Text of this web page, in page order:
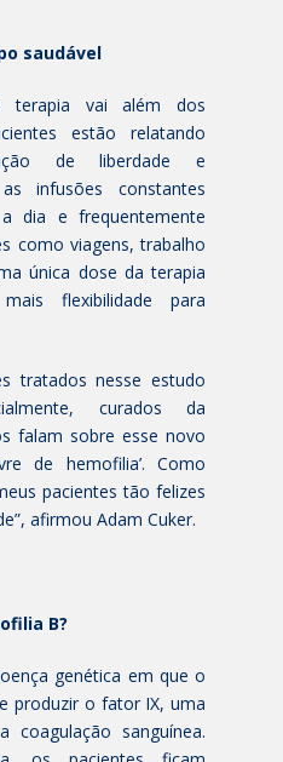
saudável
terapia vai além dos
estão relatando
de liberdade e
infusões constantes
dia e frequentemente
como viagens, trabalho
única dose da terapia
flexibilidade para
tratados nesse estudo
curados da
falam sobre esse novo
de hemofilia’. Como
pacientes tão felizes
afirmou Adam Cuker.
B?
genética em que o
produzir o fator IX, uma
coagulação sanguínea.